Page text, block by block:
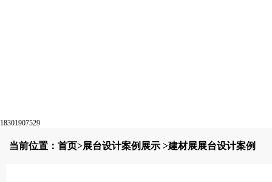
18301907529
当前位置： 首页>展台设计案例展示>建材展展台设计案例